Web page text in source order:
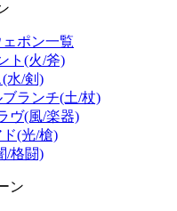
ポン一覧
ト(火/斧)
水/剣)
ランチ(土/杖)
ヴ(風/楽器)
(光/槍)
/格闘)
ン